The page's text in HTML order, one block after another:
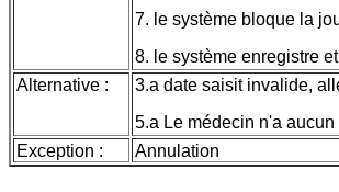
7. le système bloque la
8. le système enregistre
Alternative :
3.a date saisit invalide,
5.a Le médecin n'a
Exception :
Annulation